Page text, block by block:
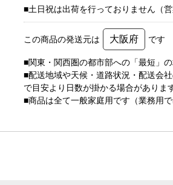
■土日祝は出荷を行っておりません（
この商品の発送元は 大阪府 です
■関東・関西圏の都市部への「最短」
■配送地域や天候・道路状況・配送会
で目安より日数が掛かる場合がありま
■商品は全て一般家庭用です（業務用で